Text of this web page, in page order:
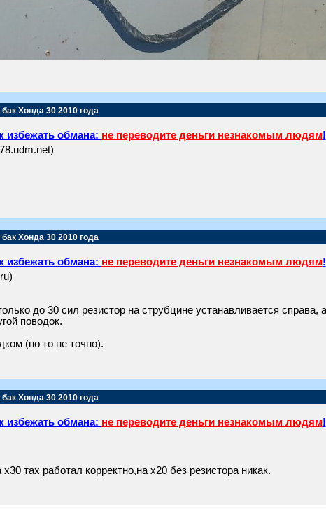
Хонда 30 2010 года
избежать обмана: не переводите деньги незнакомым людям!
Хонда 30 2010 года
избежать обмана: не переводите деньги незнакомым людям!
до 30 сил резистор на струбцине устанавливается справа,
поводок.
(но то не точно).
Хонда 30 2010 года
избежать обмана: не переводите деньги незнакомым людям!
тах работал корректно,на х20 без резистора никак.